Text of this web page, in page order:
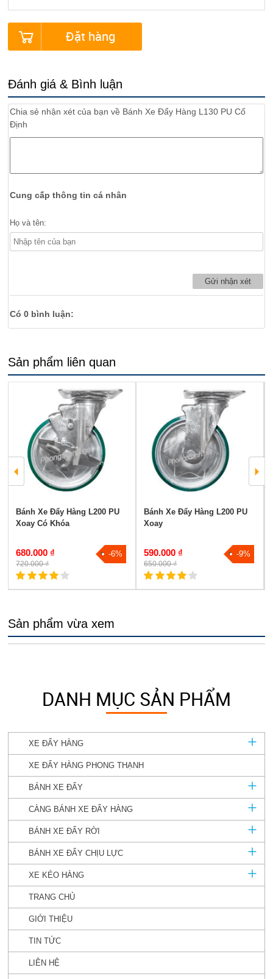
Đặt hàng
Đánh giá & Bình luận
Chia sẻ nhận xét của bạn về Bánh Xe Đẩy Hàng L130 PU Cố
Định
Cung cấp thông tin cá nhân
Họ và tên:
Có0 bình luận:
Sản phẩm liên quan
Bánh Xe Đẩy Hàng L200 PU
Xoay Có Khóa
680.000 ₫
720.000 ₫
-6%
Bánh Xe Đẩy Hàng L200 PU
Xoay
590.000 ₫
650.000 ₫
-9%
Sản phẩm vừa xem
DANH MỤC SẢN PHẨM
XE ĐẨY HÀNG
XE ĐẨY HÀNG PHONG THẠNH
BÁNH XE ĐẨY
CÀNG BÁNH XE ĐẨY HÀNG
BÁNH XE ĐẨY RỜI
BÁNH XE ĐẨY CHỊU LỰC
XE KÉO HÀNG
TRANG CHỦ
GIỚI THIỆU
TIN TỨC
LIÊN HỆ